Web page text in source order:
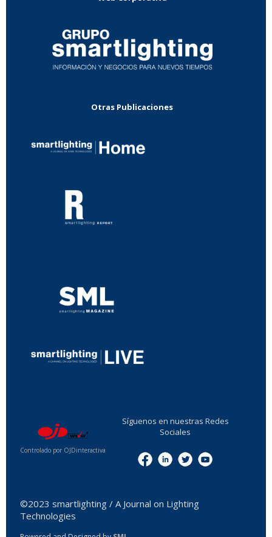
Otras Publicaciones
Controlado por OJDinteractiva
Síguenos en nuestras Redes
Sociales
©2023 smartlighting / A Journal on Lighting
Technologies